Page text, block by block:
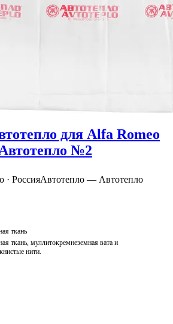
для Alfa Romeo
№2
· РоссияАвтотепло — Автотепло
ткань
ткань, муллитокремнеземная вата и
нити.